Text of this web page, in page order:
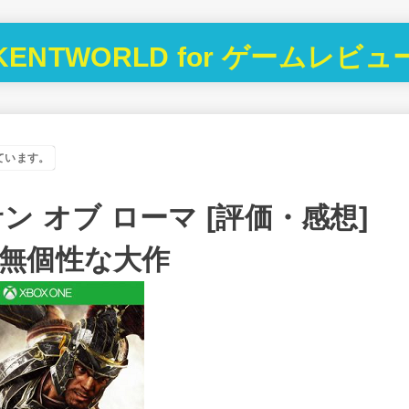
for ゲームレビュ
ます。
オブ ローマ [評価・感想]
個性な大作